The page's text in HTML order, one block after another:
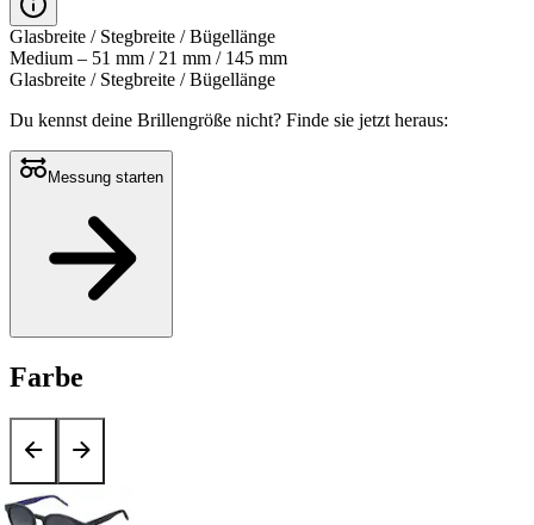
Glasbreite / Stegbreite / Bügellänge
Medium – 51 mm / 21 mm / 145 mm
Glasbreite / Stegbreite / Bügellänge
Du kennst deine Brillengröße nicht? Finde sie jetzt heraus:
Messung starten
Farbe